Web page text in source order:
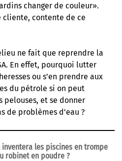
changer de couleur».
cliente, contente de ce
ne fait que reprendre la
En effet, pourquoi lutter
ou s’en prendre aux
du pétrole si on peut
et se donner
de problèmes d’eau ?
les piscines en trompe
robinet en poudre ?